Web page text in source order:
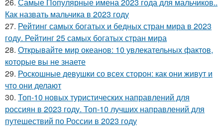
Как назвать мальчика в 2023 году
27. Рейтинг самых богатых и бедных стран мира в 2023
году. Рейтинг 25 самых богатых стран мира
28. Открывайте мир океанов: 10 увлекательных фактов,
которые вы не знаете
29. Роскошные девушки со всех сторон: как они живут и
что они делают
30. Топ-10 новых туристических направлений для
россиян в 2023 году. Топ-10 лучших направлений для
путешествий по России в 2023 году